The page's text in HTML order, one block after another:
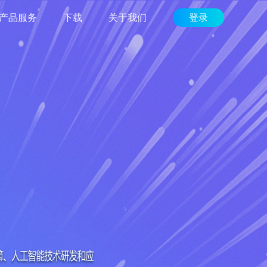
品服务 下载 关于我们 登录